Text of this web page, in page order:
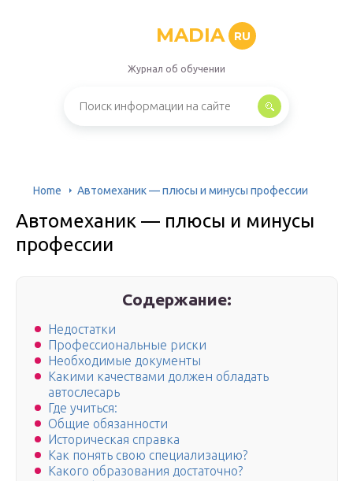
MADIA RU
Журнал об обучении
Home Автомеханик — плюсы и минусы профессии
Автомеханик — плюсы и минусы
профессии
Содержание:
Недостатки
Профессиональные риски
Необходимые документы
Какими качествами должен обладать
автослесарь
Где учиться:
Общие обязанности
Историческая справка
Как понять свою специализацию?
Какого образования достаточно?